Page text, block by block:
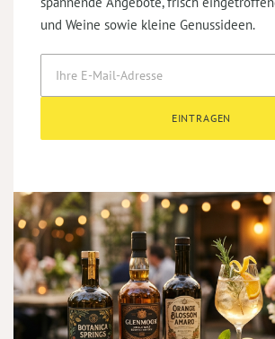
und Weine sowie kleine Genussideen.
EINTRAGEN